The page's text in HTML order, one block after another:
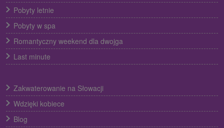
Pobyty letnie
Pobyty w spa
Romantyczny weekend dla dwojga
Last minute
Zakwaterowanie na Słowacji
Wdzięki kobiece
Blog